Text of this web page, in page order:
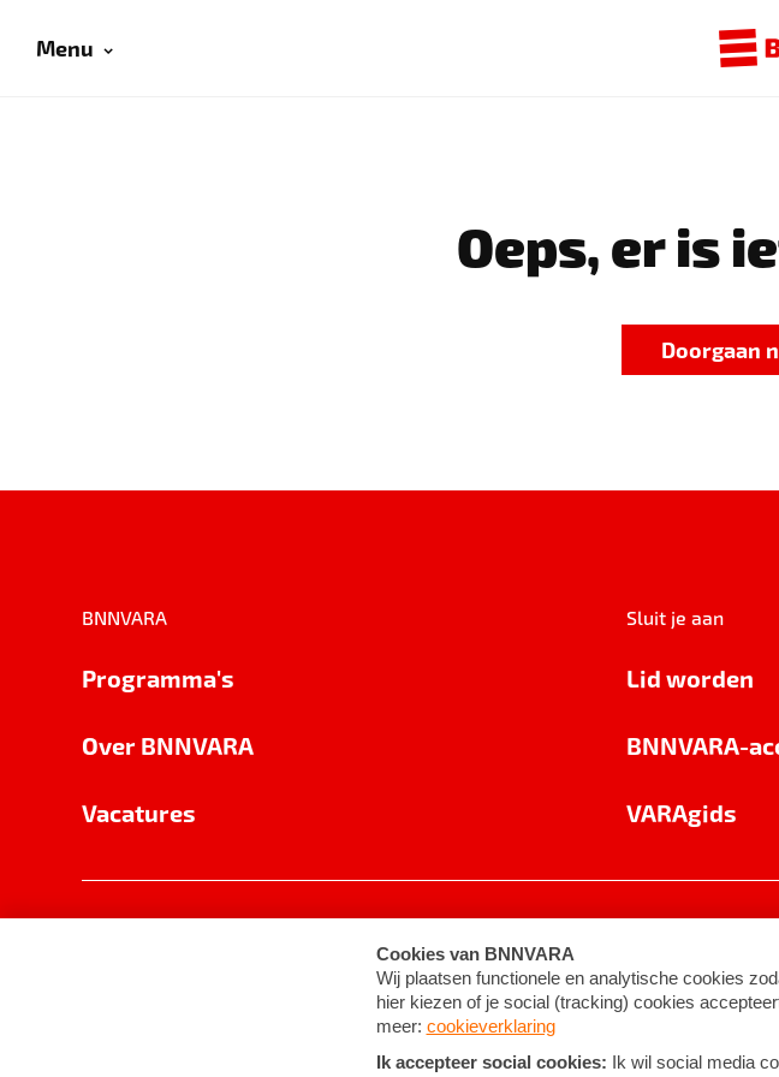
Menu
Oeps, er is
Doorgaan
BNNVARA
Programma's
Over BNNVARA
Vacatures
Sluit je aan
Lid worden
BNNVARA-
VARAgids
Cookie-instellingen Algemene voorwaarden ©2026